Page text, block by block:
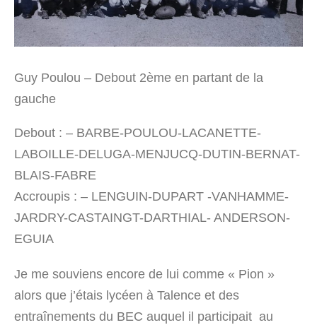
Guy Poulou – Debout 2ème en partant de la
gauche
Debout : – BARBE-POULOU-LACANETTE-
LABOILLE-DELUGA-MENJUCQ-DUTIN-BERNAT-
BLAIS-FABRE
Accroupis : – LENGUIN-DUPART -VANHAMME-
JARDRY-CASTAINGT-DARTHIAL- ANDERSON-
EGUIA
Je me souviens encore de lui comme « Pion »
alors que j’étais lycéen à Talence et des
entraînements du BEC auquel il participait au